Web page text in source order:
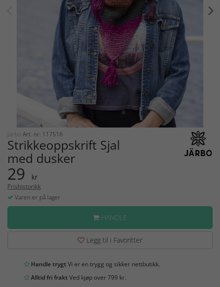
Järbo Art. nr: 117516
Strikkeoppskrift Sjal
med dusker
29 kr
Prishistorikk
Varen er på lager
HANDLE
Legg til i Favoritter
Handle trygtVi er en trygg og sikker nettbutikk.
Alltid fri fraktVed kjøp over 799 kr.